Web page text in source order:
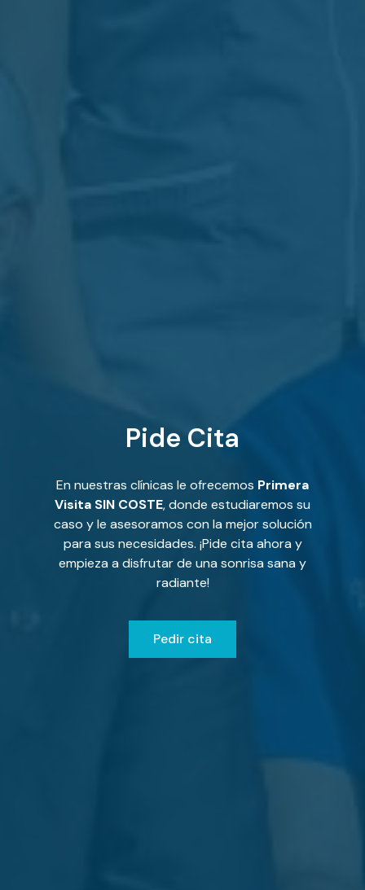
Pide Cita
En nuestras clínicas le ofrecemos Primera
Visita SIN COSTE, donde estudiaremos su
caso y le asesoramos con la mejor solución
para sus necesidades. ¡Pide cita ahora y
empieza a disfrutar de una sonrisa sana y
radiante!
Pedir cita